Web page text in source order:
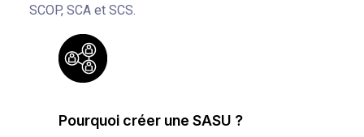
SCOP, SCA et SCS.
Pourquoi créer une SASU ?